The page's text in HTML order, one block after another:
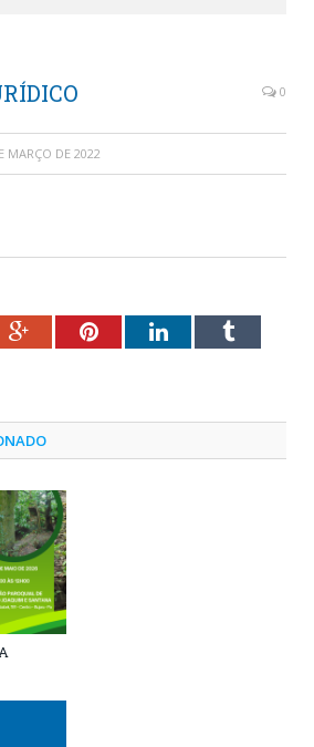
0
MARÇO DE 2022
Google+PinterestLinkedInTumblr